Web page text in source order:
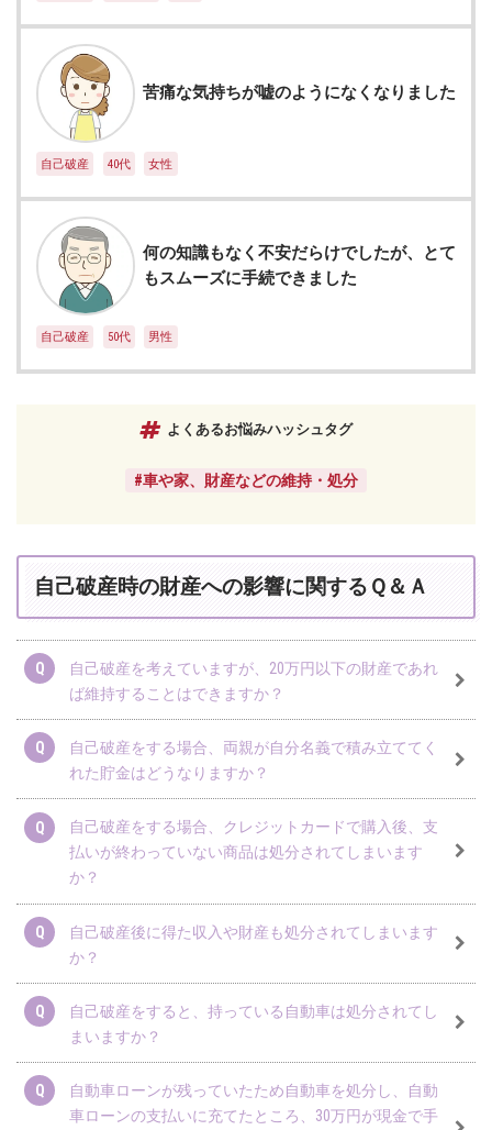
苦痛な気持ちが嘘のようになくなりました
自己破産 40代 女性
何の知識もなく不安だらけでしたが、とて
もスムーズに手続できました
自己破産 50代 男性
よくあるお悩みハッシュタグ
#車や家、財産などの維持・処分
自己破産時の財産への影響に関するＱ＆Ａ
自己破産を考えていますが、20万円以下の財産であれ
ば維持することはできますか？
自己破産をする場合、両親が自分名義で積み立ててく
れた貯金はどうなりますか？
自己破産をする場合、クレジットカードで購入後、支
払いが終わっていない商品は処分されてしまいます
か？
自己破産後に得た収入や財産も処分されてしまいます
か？
自己破産をすると、持っている自動車は処分されてし
まいますか？
自動車ローンが残っていたため自動車を処分し、自動
車ローンの支払いに充てたところ、30万円が現金で手